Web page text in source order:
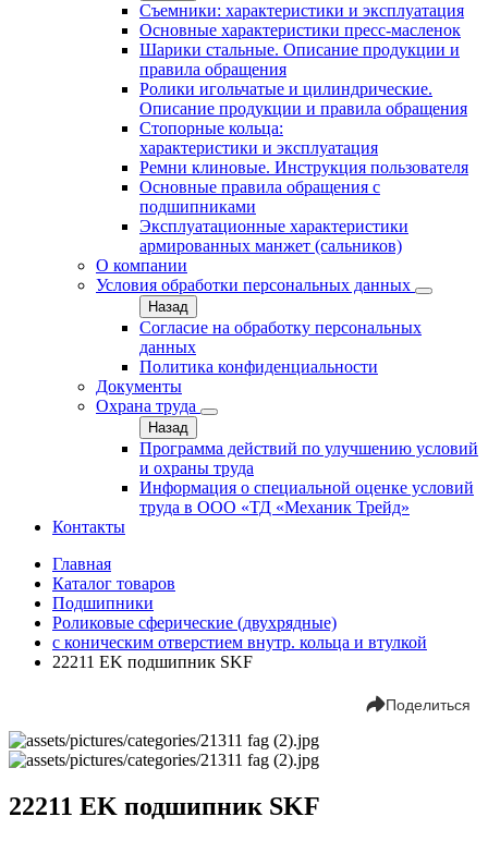
Съемники: характеристики и эксплуатация
Основные характеристики пресс‑масленок
Шарики стальные. Описание продукции и
правила обращения
Ролики игольчатые и цилиндрические.
Описание продукции и правила обращения
Стопорные кольца:
характеристики и эксплуатация
Ремни клиновые. Инструкция пользователя
Основные правила обращения с
подшипниками
Эксплуатационные характеристики
армированных манжет (сальников)
О компании
Условия обработки персональных данных
Назад
Согласие на обработку персональных
данных
Политика конфиденциальности
Документы
Охрана труда
Назад
Программа действий по улучшению условий
и охраны труда
Информация о специальной оценке условий
труда в ООО «ТД «Механик Трейд»
Контакты
Главная
Каталог товаров
Подшипники
Роликовые сферические (двухрядные)
с коническим отверстием внутр. кольца и втулкой
22211 EK подшипник SKF
Поделиться
22211 EK подшипник SKF